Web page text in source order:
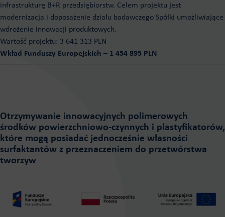
infrastrukturę B+R przedsiębiorstw. Celem projektu jest
modernizacja i doposażenie działu badawczego Spółki umożliwiające
wdrożenie innowacji produktowych.
Wartość projektu: 3 641 313 PLN
Wkład Funduszy Europejskich – 1 454 895 PLN
Otrzymywanie innowacyjnych polimerowych
środków powierzchniowo-czynnych i plastyfikatorów,
które mogą posiadać jednocześnie własności
surfaktantów z przeznaczeniem do przetwórstwa
tworzyw